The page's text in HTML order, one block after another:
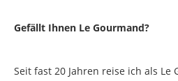
Gefällt Ihnen Le Gourmand?
Seit fast 20 Jahren reise ich als Le